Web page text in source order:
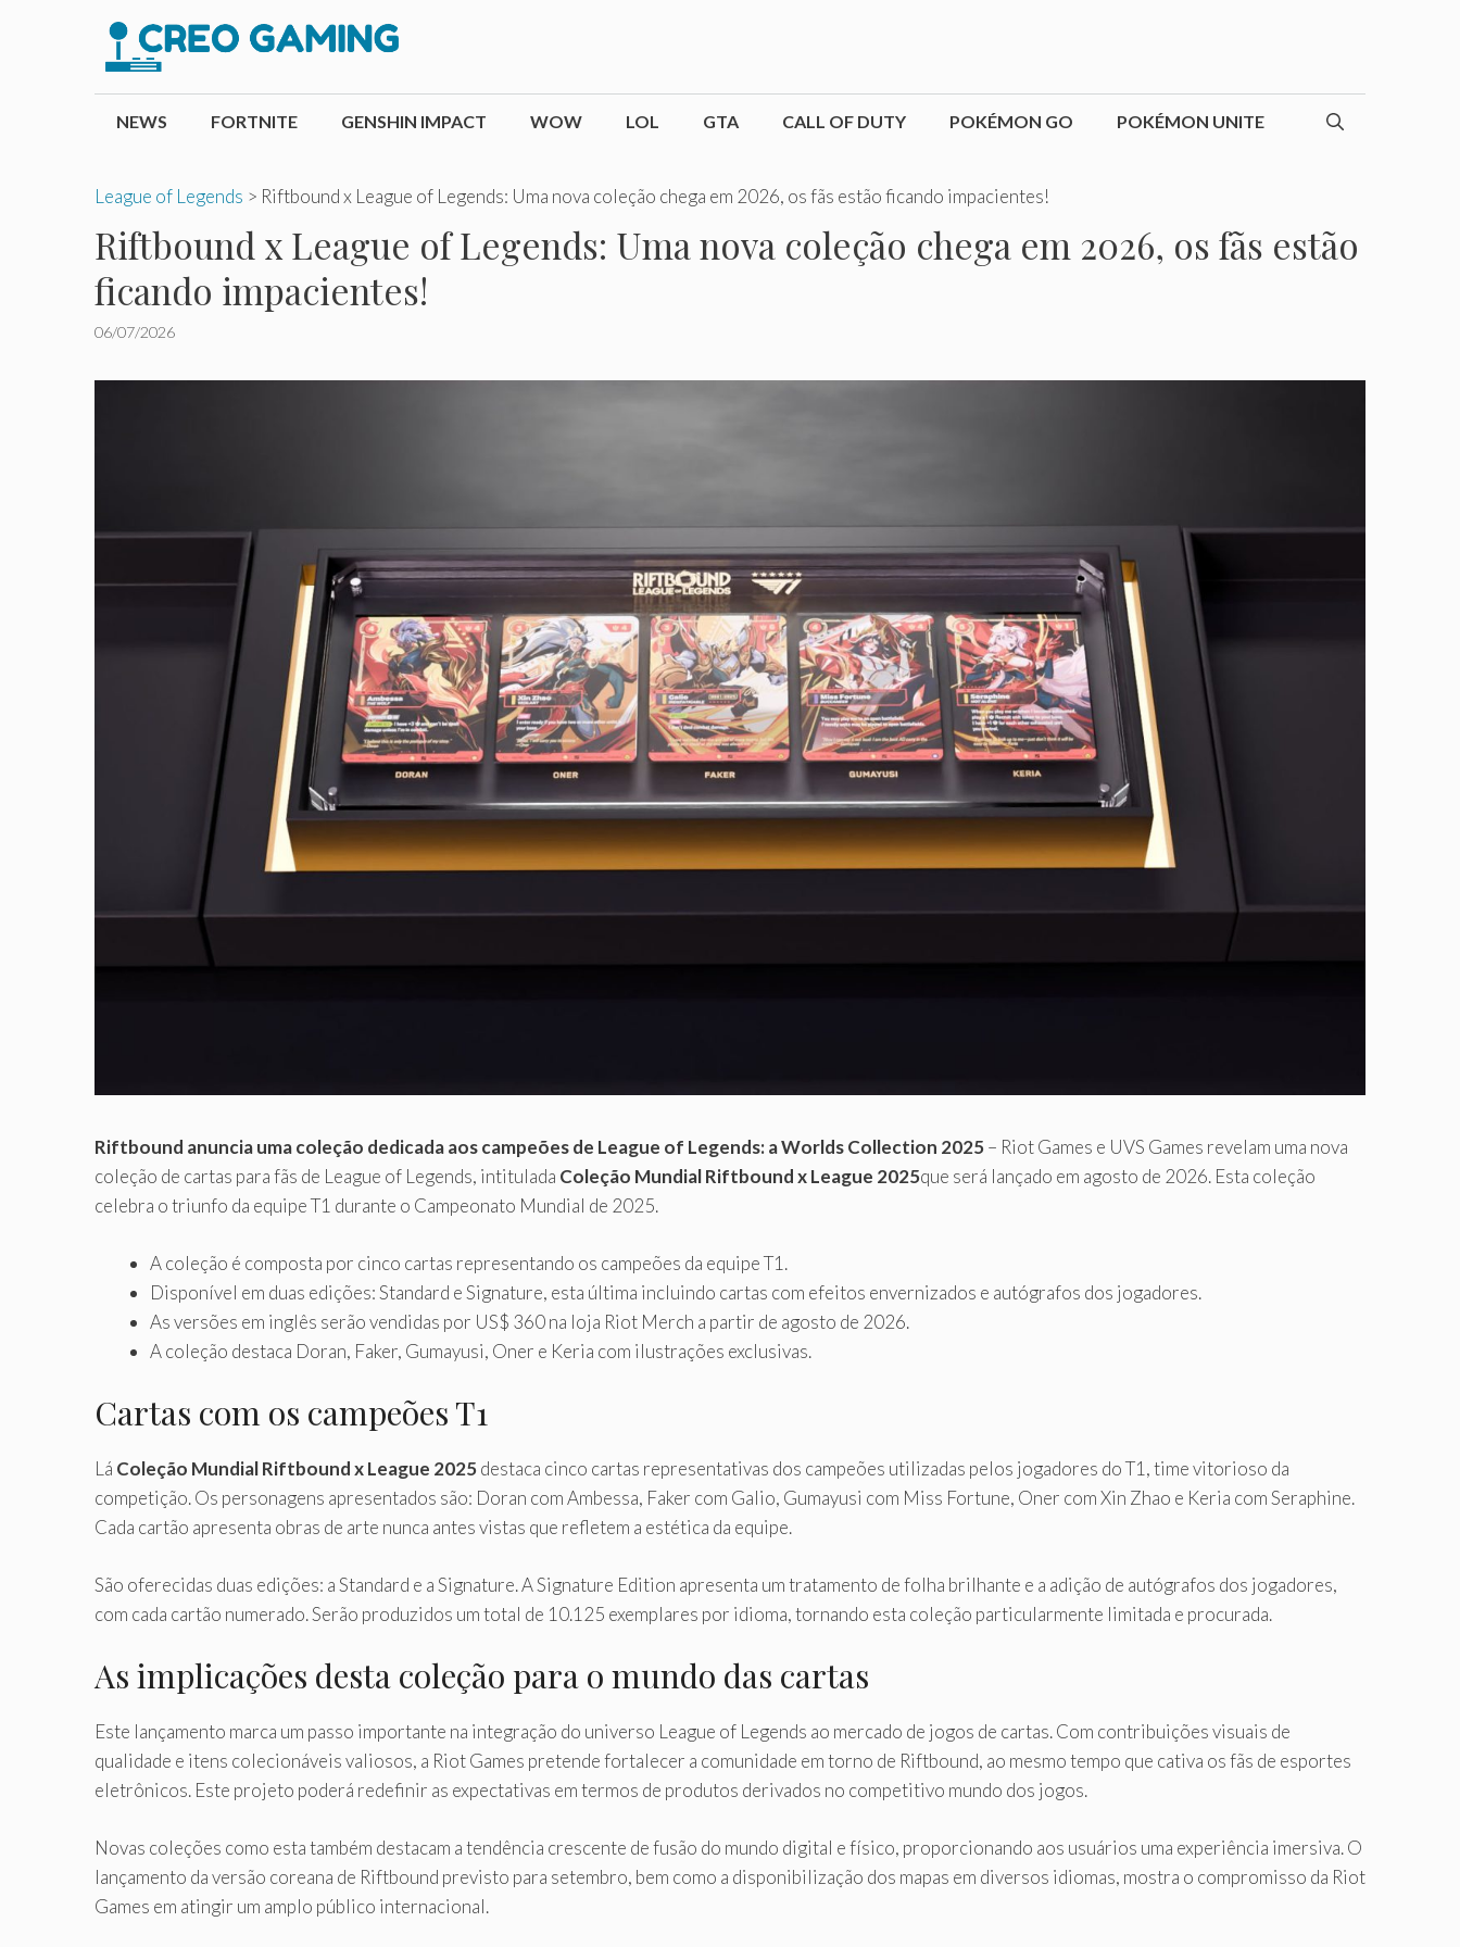
conteúdo
NEWS FORTNITE GENSHIN IMPACT WOW LOL GTA CALL OF DUTY POKÉMON GO POKÉMON UNITE
League of Legends > Riftbound x League of Legends: Uma nova coleção chega em 2026, os fãs estão ficando impacientes!
Riftbound x League of Legends: Uma nova coleção chega em 2026, os fãs estão
ficando impacientes!
06/07/2026
Riftbound anuncia uma coleção dedicada aos campeões de League of Legends: a Worlds Collection 2025– Riot Games e UVS Games revelam uma nova
coleção de cartas para fãs de League of Legends, intitulada Coleção Mundial Riftbound x League 2025que será lançado em agosto de 2026. Esta coleção
celebra o triunfo da equipe T1 durante o Campeonato Mundial de 2025.
A coleção é composta por cinco cartas representando os campeões da equipe T1.
Disponível em duas edições: Standard e Signature, esta última incluindo cartas com efeitos envernizados e autógrafos dos jogadores.
As versões em inglês serão vendidas por US$ 360 na loja Riot Merch a partir de agosto de 2026.
A coleção destaca Doran, Faker, Gumayusi, Oner e Keria com ilustrações exclusivas.
Cartas com os campeões T1
Lá Coleção Mundial Riftbound x League 2025destaca cinco cartas representativas dos campeões utilizadas pelos jogadores do T1, time vitorioso da
competição. Os personagens apresentados são: Doran com Ambessa, Faker com Galio, Gumayusi com Miss Fortune, Oner com Xin Zhao e Keria com Seraphine.
Cada cartão apresenta obras de arte nunca antes vistas que refletem a estética da equipe.
São oferecidas duas edições: a Standard e a Signature. A Signature Edition apresenta um tratamento de folha brilhante e a adição de autógrafos dos jogadores,
com cada cartão numerado. Serão produzidos um total de 10.125 exemplares por idioma, tornando esta coleção particularmente limitada e procurada.
As implicações desta coleção para o mundo das cartas
Este lançamento marca um passo importante na integração do universo League of Legends ao mercado de jogos de cartas. Com contribuições visuais de
qualidade e itens colecionáveis ​​valiosos, a Riot Games pretende fortalecer a comunidade em torno de Riftbound, ao mesmo tempo que cativa os fãs de esportes
eletrônicos. Este projeto poderá redefinir as expectativas em termos de produtos derivados no competitivo mundo dos jogos.
Novas coleções como esta também destacam a tendência crescente de fusão do mundo digital e físico, proporcionando aos usuários uma experiência imersiva. O
lançamento da versão coreana de Riftbound previsto para setembro, bem como a disponibilização dos mapas em diversos idiomas, mostra o compromisso da Riot
Games em atingir um amplo público internacional.